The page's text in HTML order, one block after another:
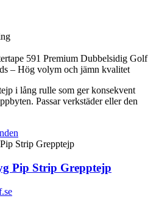
591 Premium Dubbelsidig Golf
– Hög volym och jämn kvalitet
i lång rulle som ger konsekvent
Passar verkstäder eller den
Pip Strip Grepptejp